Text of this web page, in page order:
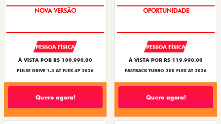
PREÇO IMPERDÍVEL
PESSOA FÍSICA
À VISTA POR R$ 109.990,00
PULSE DRIVE 1.3 AT FLEX 4P 2026
Quero agora!
OPORTUNIDADE
PESSOA FÍSICA
À VISTA POR R$ 119.990,00
FASTBACK TURBO 200 FLEX AT 2026
Quero agora!